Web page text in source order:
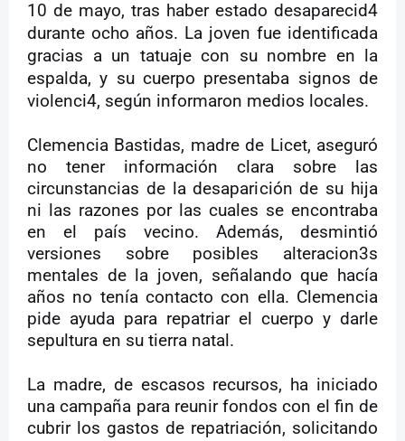
10 de mayo, tras haber estado desaparecid4
durante ocho años. La joven fue identificada
gracias a un tatuaje con su nombre en la
espalda, y su cuerpo presentaba signos de
violenci4, según informaron medios locales.
Clemencia Bastidas, madre de Licet, aseguró
no tener información clara sobre las
circunstancias de la desaparición de su hija
ni las razones por las cuales se encontraba
en el país vecino. Además, desmintió
versiones sobre posibles alteracion3s
mentales de la joven, señalando que hacía
años no tenía contacto con ella. Clemencia
pide ayuda para repatriar el cuerpo y darle
sepultura en su tierra natal.
La madre, de escasos recursos, ha iniciado
una campaña para reunir fondos con el fin de
cubrir los gastos de repatriación, solicitando